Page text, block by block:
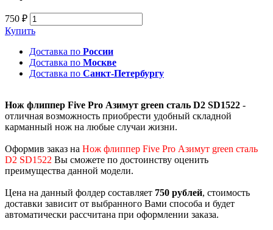
750 ₽
Купить
Доставка по России
Доставка по Москве
Доставка по Санкт-Петербургу
Нож флиппер Five Pro Азимут green сталь D2 SD1522 -
отличная возможность приобрести удобный складной
карманный нож на любые случаи жизни.
Оформив заказ на Нож флиппер Five Pro Азимут green сталь
D2 SD1522 Вы сможете по достоинству оценить
преимущества данной модели.
Цена на данный фолдер составляет 750 рублей, стоимость
доставки зависит от выбранного Вами способа и будет
автоматически рассчитана при оформлении заказа.